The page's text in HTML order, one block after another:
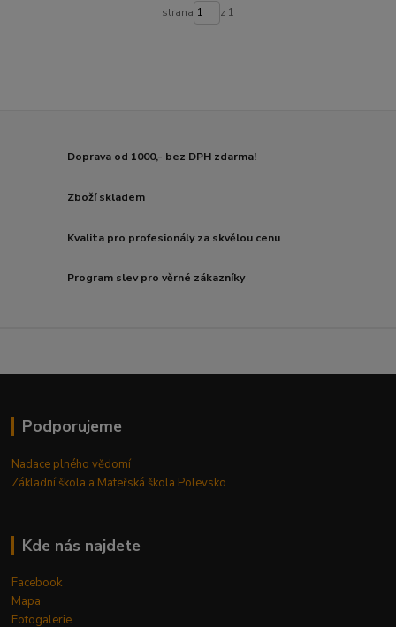
strana z 1
Doprava od 1000,- bez DPH zdarma!
Zboží skladem
Kvalita pro profesionály za skvělou cenu
Program slev pro věrné zákazníky
Podporujeme
Nadace plného vědomí
Základní škola a Mateřská škola Polevsko
Kde nás najdete
Facebook
Mapa
Fotogalerie